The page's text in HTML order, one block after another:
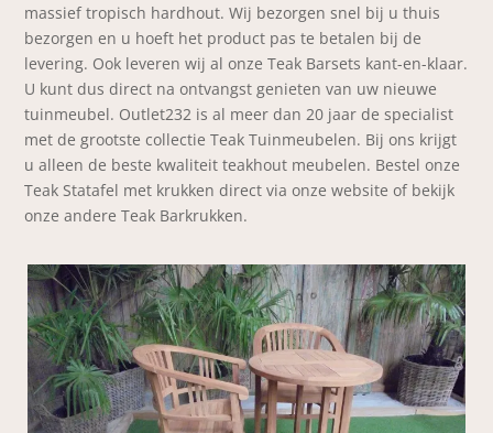
massief tropisch hardhout. Wij bezorgen snel bij u thuis
bezorgen en u hoeft het product pas te betalen bij de
levering. Ook leveren wij al onze Teak Barsets kant-en-klaar.
U kunt dus direct na ontvangst genieten van uw nieuwe
tuinmeubel. Outlet232 is al meer dan 20 jaar de specialist
met de grootste collectie Teak Tuinmeubelen. Bij ons krijgt
u alleen de beste kwaliteit teakhout meubelen. Bestel onze
Teak Statafel met krukken direct via onze website of bekijk
onze andere Teak Barkrukken.